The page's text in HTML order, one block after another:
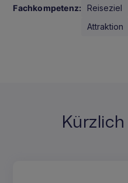
Fachkompetenz: Reiseziel
Attraktion
Kürzlich